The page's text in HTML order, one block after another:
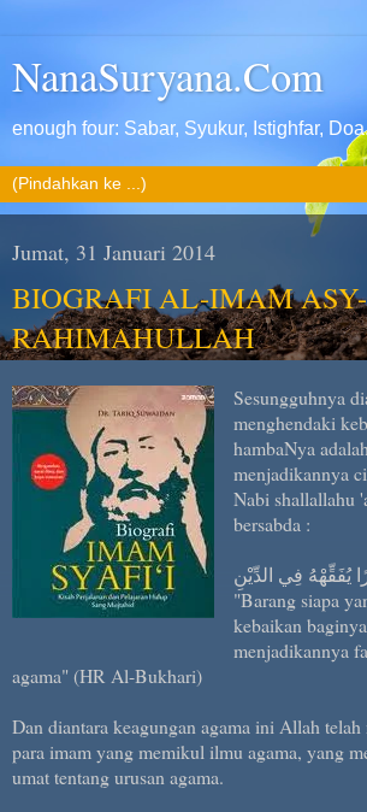
NanaSuryana.Com
enough four: Sabar, Syukur, Istighfar,
Jumat, 31 Januari 2014
BIOGRAFI AL-IMAM
RAHIMAHULLAH
Sesungguhnya
menghendaki
hambaNya
menjadikannya
Nabi shallallahu
bersabda :
يُفَقِّهْهُ فِي الدِّيْنِ
"Barang siapa
kebaikan
menjadikannya
agama" (HR Al-Bukhari)
Dan diantara keagungan agama ini Allah
para imam yang memikul ilmu agama, yang
umat tentang urusan agama.